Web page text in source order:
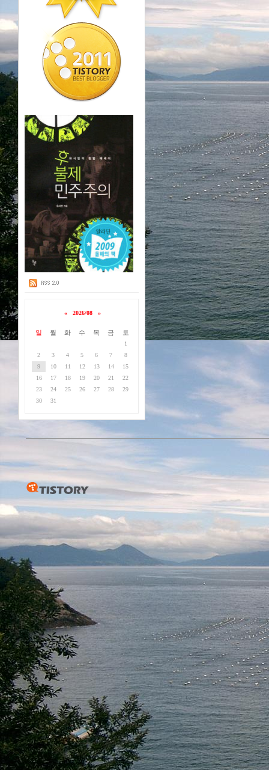
« 2026/08 »
일 월 화 수 목 금 토
1
2
3 4 5 6 7
8
9
10 11 12 13 14
15
16
17 18 19 20 21
22
23
24 25 26 27 28
29
30
31